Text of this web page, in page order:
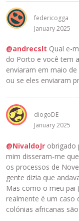
federicogga
January 2025
@andrecslt Qual e-
do Porto e você tem
enviaram em maio
ou se eles enviaram
diogoDE
January 2025
@NivaldoJr obrigado
mim disseram-me
os processos de
gente dizia que
Mas como o meu pai
realmente é um caso
colónias africanas